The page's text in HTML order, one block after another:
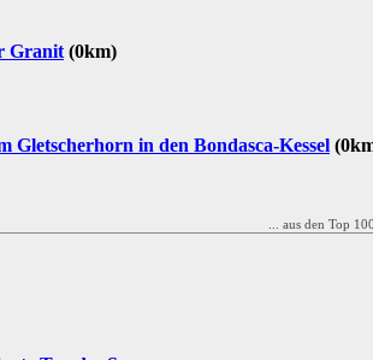
Granit (0km)
Gletscherhorn in den Bondasca-Kessel
... aus den Top